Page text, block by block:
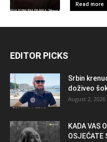
Read more
EDITOR PICKS
Srbin
doživeo
August 2, 2026
KADA VAS
OSJEĆATE